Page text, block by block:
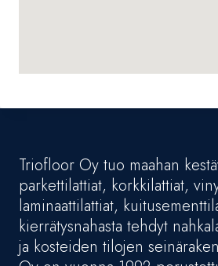
Triofloor Oy tuo maahan
parkettilattiat, korkkilattiat,
laminaattilattiat,
kierrätysnahasta tehdyt
ja kosteiden tilojen